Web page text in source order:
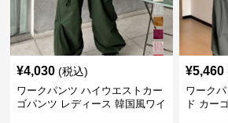
¥4,030 (税込)
ワークパンツ ハイウエストカー
ゴパンツ レディース 韓国風ワイ
¥5,460
ワーク
ド カー